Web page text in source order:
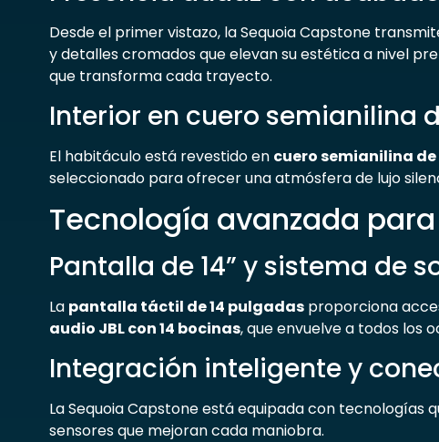
Desde el primer vistazo, la Sequoia Capstone
y detalles cromados que elevan su estética a nivel
que transforma cada trayecto.
Interior en cuero semianilina
El habitáculo está revestido en cuero semianilina
seleccionado para ofrecer una atmósfera de lujo
Tecnología avanzada
Pantalla de 14” y sistema de
La pantalla táctil de 14 pulgadasproporciona
audio JBL con 14 bocinas, que envuelve a todos los
Integración inteligente y
La Sequoia Capstone está equipada con
sensores que mejoran cada maniobra.